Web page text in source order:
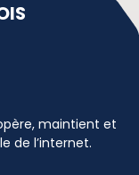
maintient et
de l’internet.